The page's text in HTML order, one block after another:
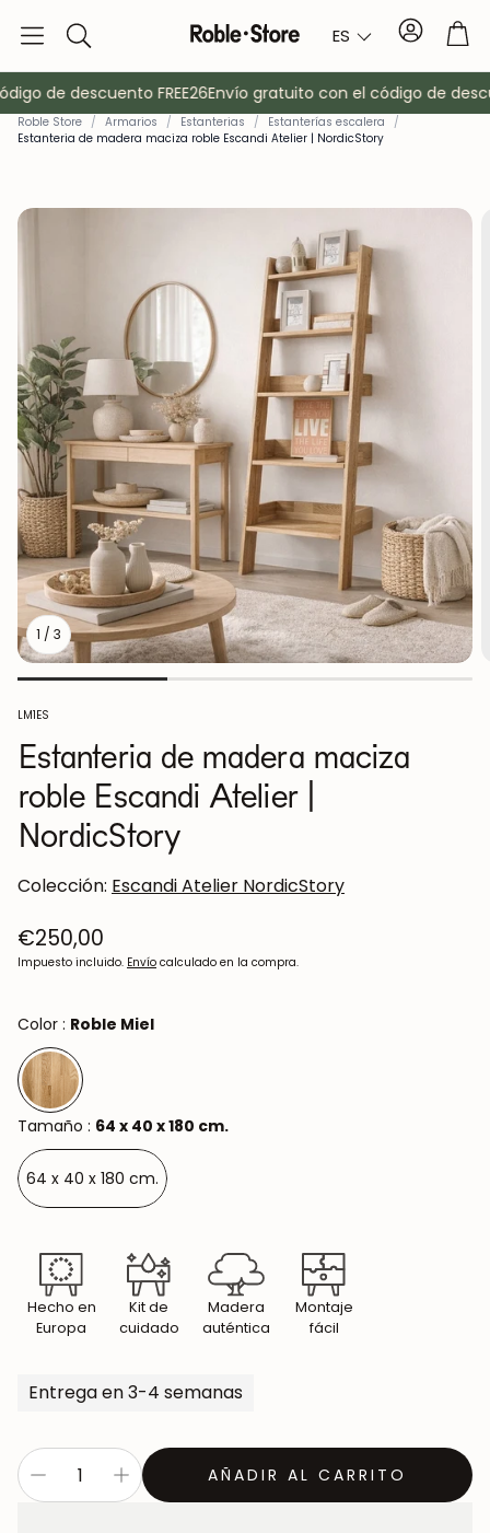
Buscar ES Cuenta
Aparadores
Armarios Mesitas de
Percheros Muebles
de descuento FREE26Envío gratuito con el código de
Roble Store / Armarios / Estanterias / Estanterías escalera
/
Estanteria de madera maciza roble Escandi Atelier | NordicStory
1 / 3
SKU:
LM1ES
Estanteria de madera maciza
roble Escandi Atelier |
NordicStory
Colección: Escandi Atelier NordicStory
Precio
regular
€250,00
Impuesto incluido. Envío calculado en la compra.
Color : Roble Miel
Tamaño : 64 x 40 x 180 cm.
64 x 40 x 180 cm.
Hecho en
Europa
Kit de
cuidado
Madera
auténtica
Montaje
fácil
Entrega en 3-4 semanas
AÑADIR AL CARRITO